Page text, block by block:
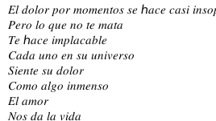
𝐸𝑙 𝑑𝑜𝑙𝑜𝑟 𝑝𝑜𝑟 𝑚𝑜𝑚𝑒𝑛𝑡𝑜𝑠 𝑠𝑒 ℎ𝑎𝑐𝑒 𝑐𝑎𝑠𝑖
𝑃𝑒𝑟𝑜 𝑙𝑜 𝑞𝑢𝑒 𝑛𝑜 𝑡𝑒 𝑚𝑎𝑡𝑎
𝑇𝑒 ℎ𝑎𝑐𝑒 𝑖𝑚𝑝𝑙𝑎𝑐𝑎𝑏𝑙𝑒
𝐶𝑎𝑑𝑎 𝑢𝑛𝑜 𝑒𝑛 𝑠𝑢 𝑢𝑛𝑖𝑣𝑒𝑟𝑠𝑜
𝑆𝑖𝑒𝑛𝑡𝑒 𝑠𝑢 𝑑𝑜𝑙𝑜𝑟
𝐶𝑜𝑚𝑜 𝑎𝑙𝑔𝑜 𝑖𝑛𝑚𝑒𝑛𝑠𝑜
𝐸𝑙 𝑎𝑚𝑜𝑟
𝑁𝑜𝑠 𝑑𝑎 𝑙𝑎 𝑣𝑖𝑑𝑎